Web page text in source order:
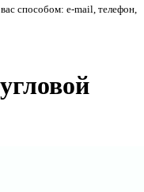
способом: e-mail, телефон,